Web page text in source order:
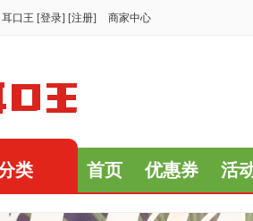
耳口王 [登录] [注册] 商家中心
首页 优惠券 活
类